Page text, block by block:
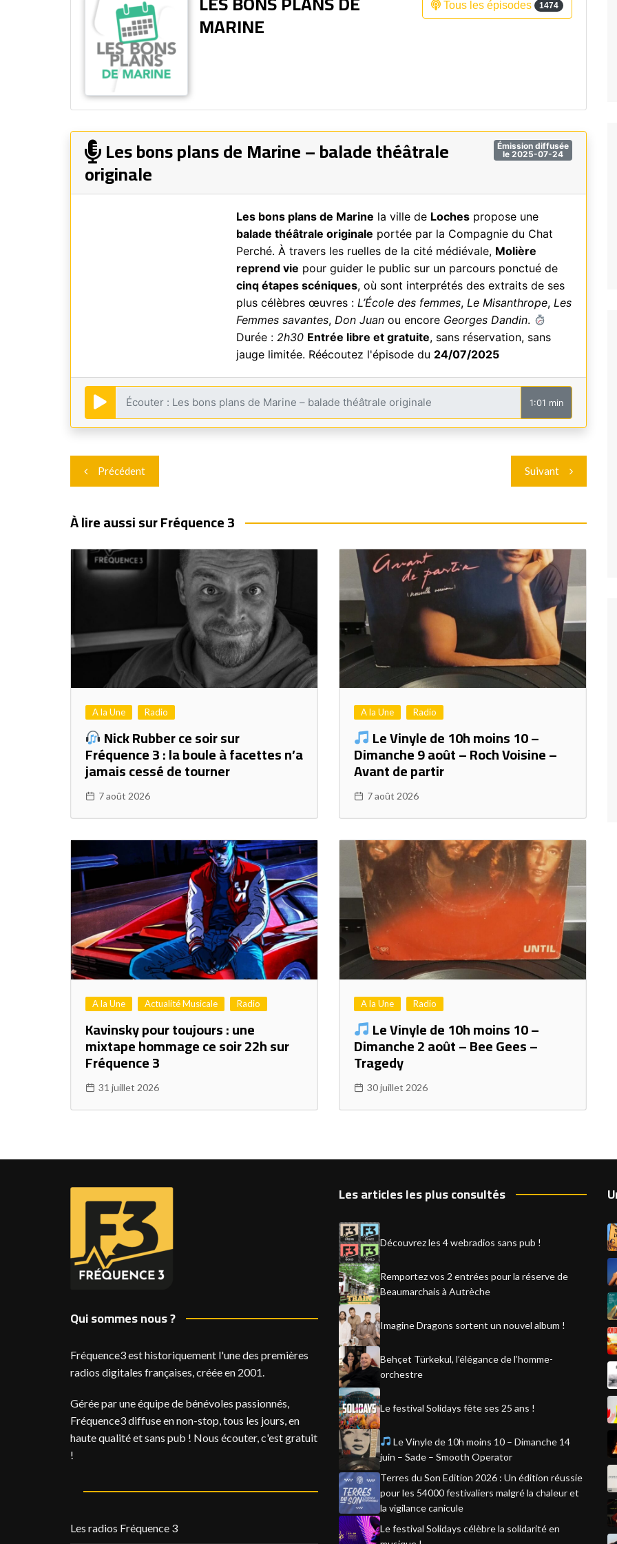
Fréquence 3 Urban
Tous les épisodes 1474
MARINE
Émission diffusée
le 2025-07-24
Les bons plans de Marine – balade théâtrale
originale
Les bons plans de Marine la ville de Loches propose une
balade théâtrale originale portée par la Compagnie du Chat
Perché. À travers les ruelles de la cité médiévale, Molière
reprend vie pour guider le public sur un parcours ponctué de
cinq étapes scéniques, où sont interprétés des extraits de ses
plus célèbres œuvres : L’École des femmes, Le Misanthrope, Les
Femmes savantes, Don Juan ou encore Georges Dandin.
Durée : 2h30 Entrée libre et gratuite, sans réservation, sans
jauge limitée. Réécoutez l'épisode du 24/07/2025
1:01 min
Navigation
de
l’article
Précédent Suivant
À lire aussi sur Fréquence 3
A la Une Radio
Nick Rubber ce soir sur
Fréquence 3 : la boule à facettes n’a
jamais cessé de tourner
7 août 2026
A la Une Radio
Le Vinyle de 10h moins 10 –
Dimanche 9 août – Roch Voisine –
Avant de partir
7 août 2026
A la Une Actualité Musicale Radio
Kavinsky pour toujours : une
mixtape hommage ce soir 22h sur
Fréquence 3
31 juillet 2026
A la Une Radio
Le Vinyle de 10h moins 10 –
Dimanche 2 août – Bee Gees –
Tragedy
30 juillet 2026
Qui sommes nous ?
Fréquence3 est historiquement l'une des premières
radios digitales françaises, créée en 2001.
Gérée par une équipe de bénévoles passionnés,
Fréquence3 diffuse en non-stop, tous les jours, en
haute qualité et sans pub ! Nous écouter, c'est gratuit
!
Les radios Fréquence 3
Les articles les plus consultés
Découvrez les 4 webradios sans pub !
Remportez vos 2 entrées pour la réserve de
Beaumarchais à Autrèche
Imagine Dragons sortent un nouvel album !
Behçet Türkekul, l’élégance de l’homme-
orchestre
Le festival Solidays fête ses 25 ans !
Le Vinyle de 10h moins 10 – Dimanche 14
juin – Sade – Smooth Operator
Terres du Son Edition 2026 : Un édition réussie
pour les 54000 festivaliers malgré la chaleur et
la vigilance canicule
Le festival Solidays célèbre la solidarité en